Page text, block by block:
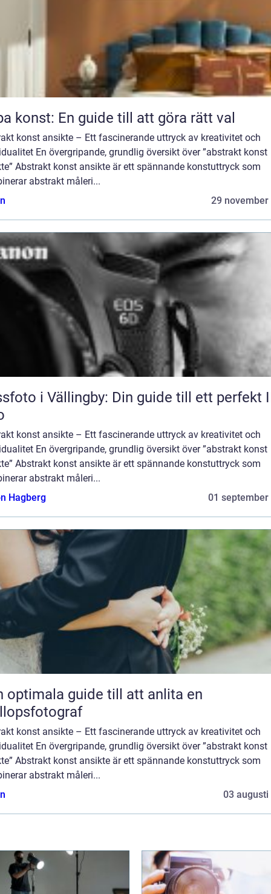
konst: En guide till att göra rätt val
konst ansikte – Ett fascinerande uttryck av kreativitet och
En övergripande, grundlig översikt över ”abstrakt konst
Abstrakt konst ansikte är ett spännande konstuttryck som
abstrakt måleri...
29 november
i Vällingby: Din guide till ett perfekt
konst ansikte – Ett fascinerande uttryck av kreativitet och
En övergripande, grundlig översikt över ”abstrakt konst
Abstrakt konst ansikte är ett spännande konstuttryck som
abstrakt måleri...
Hagberg
01 september
optimala guide till att anlita en
konst ansikte – Ett fascinerande uttryck av kreativitet och
En övergripande, grundlig översikt över ”abstrakt konst
Abstrakt konst ansikte är ett spännande konstuttryck som
abstrakt måleri...
03 augusti